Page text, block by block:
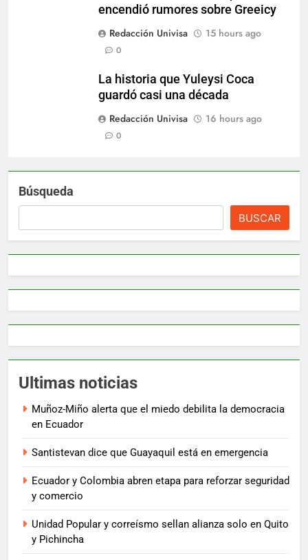
encendió rumores sobre Greeicy
Redacción Univisa
15 hours ago
0
La historia que Yuleysi Coca
guardó casi una década
Redacción Univisa
16 hours ago
0
Búsqueda
BUSCAR
Ultimas noticias
Muñoz-Miño alerta que el miedo debilita la democracia
en Ecuador
Santistevan dice que Guayaquil está en emergencia
Ecuador y Colombia abren etapa para reforzar seguridad
y comercio
Unidad Popular y correísmo sellan alianza solo en Quito
y Pichincha